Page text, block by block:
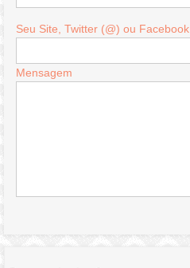
Seu Site, Twitter (@) ou Facebook
Mensagem